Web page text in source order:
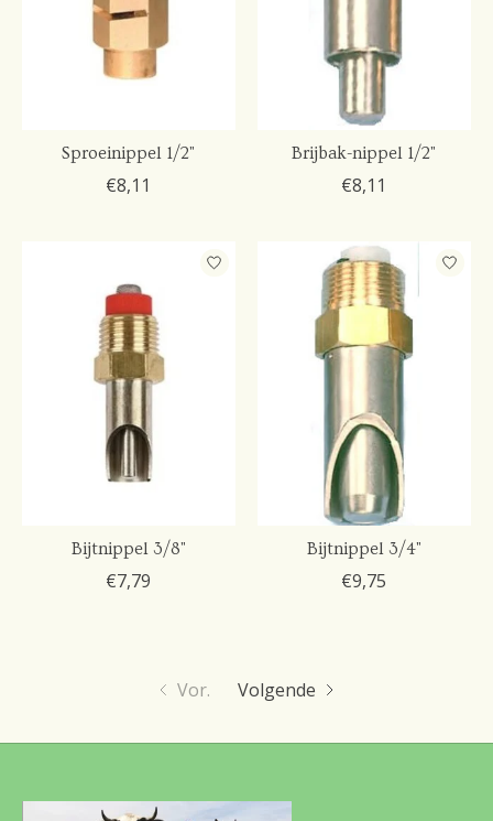
Sproeinippel 1/2"
€8,11
Brijbak-nippel 1/2"
€8,11
Bijtnippel 3/8"
€7,79
Bijtnippel 3/4"
€9,75
Vor. Volgende